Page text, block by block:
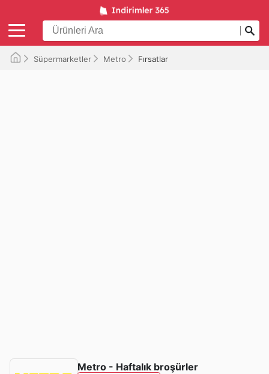
Süpermarketler Metro Fırsatlar
Metro - Haftalık broşürler